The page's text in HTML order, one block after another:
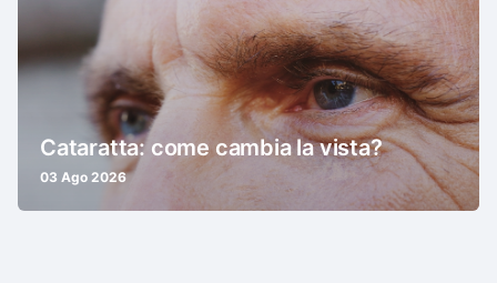
Cataratta: come cambia la vista?
03 Ago 2026